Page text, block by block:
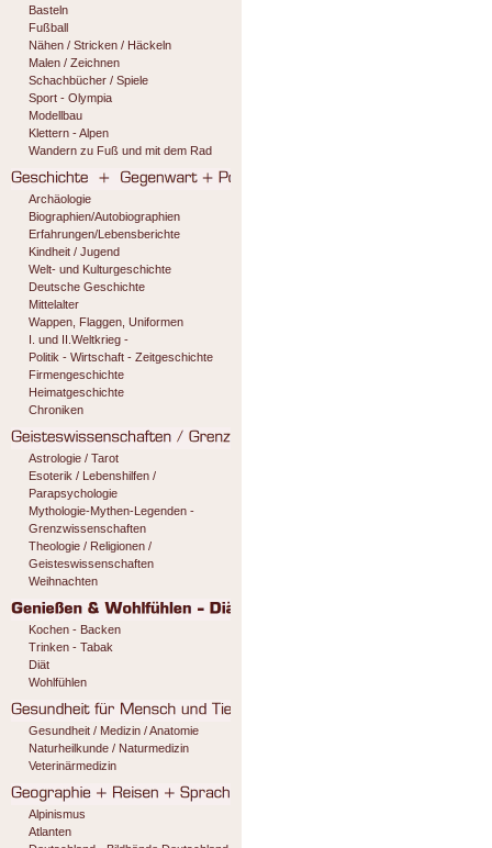
Basteln
Fußball
Nähen / Stricken / Häckeln
Malen / Zeichnen
Schachbücher / Spiele
Sport - Olympia
Modellbau
Klettern - Alpen
Wandern zu Fuß und mit dem Rad
Archäologie
Biographien/Autobiographien
Erfahrungen/Lebensberichte
Kindheit / Jugend
Welt- und Kulturgeschichte
Deutsche Geschichte
Mittelalter
Wappen, Flaggen, Uniformen
I. und II.Weltkrieg -
Politik - Wirtschaft - Zeitgeschichte
Firmengeschichte
Heimatgeschichte
Chroniken
Astrologie / Tarot
Esoterik / Lebenshilfen /
Parapsychologie
Mythologie-Mythen-Legenden -
Grenzwissenschaften
Theologie / Religionen /
Geisteswissenschaften
Weihnachten
Kochen - Backen
Trinken - Tabak
Diät
Wohlfühlen
Gesundheit / Medizin / Anatomie
Naturheilkunde / Naturmedizin
Veterinärmedizin
Alpinismus
Atlanten